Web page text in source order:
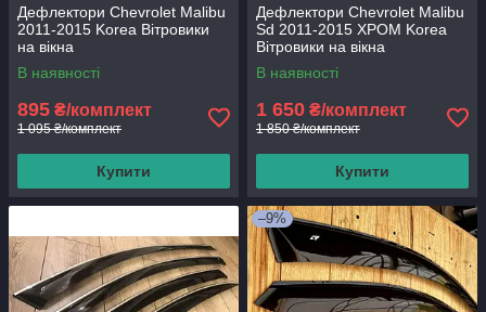
Дефлектори Chevrolet Malibu
2011-2015 Korea Вітровики
на вікна
В наявності
895 ₴/комплект
1 095 ₴/комплект
Купити
Дефлектори Chevrolet Malibu
Sd 2011-2015 ХРОМ Korea
Вітровики на вікна
В наявності
1 650 ₴/комплект
1 850 ₴/комплект
Купити
–9%